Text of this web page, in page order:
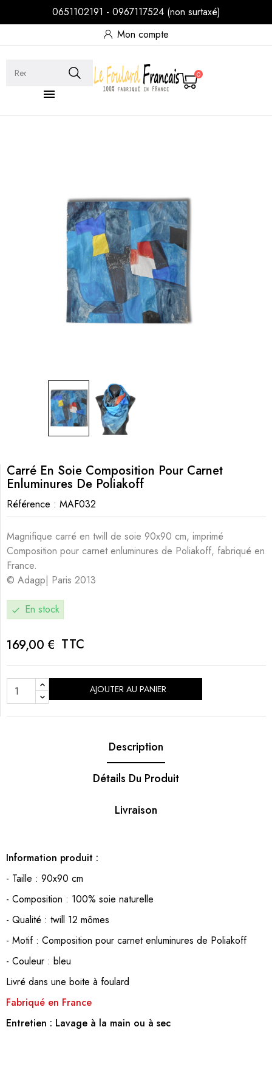
0651102191 - 0967117524 (non surtaxé)
Mon compte

0
Carré En Soie Composition Pour Carnet
Enluminures De Poliakoff
Référence : MAF032
Magnifique carré en twill de soie 90x90 cm, imprimé
Composition pour carnet enluminures de Poliakoff, fabriqué en
France.
© Adagp| Paris 2013
check En stock
169,00 € TTC
AJOUTER AU PANIER
Description
Détails Du Produit
Livraison
Information produit :
- Taille : 90x90 cm
- Composition : 100% soie naturelle
- Qualité : twill 12 mômes
- Motif : Composition pour carnet enluminures de Poliakoff
- Couleur : bleu
Livré dans une boite à foulard
Fabriqué en France
Entretien : Lavage à la main ou à sec